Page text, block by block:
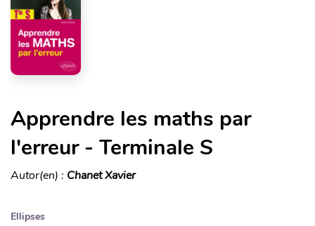
Apprendre les maths par
l'erreur - Terminale S
Autor(en) : Chanet Xavier
Ellipses